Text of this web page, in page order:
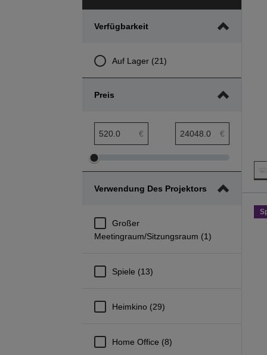
Verfügbarkeit
Auf Lager (21)
Preis
€ €
Preis
Bereich
Preis
Bereich
Verwendung Des Projektors
Großer
Meetingraum/Sitzungsraum (1)
Spiele (13)
Heimkino (29)
Home Office (8)